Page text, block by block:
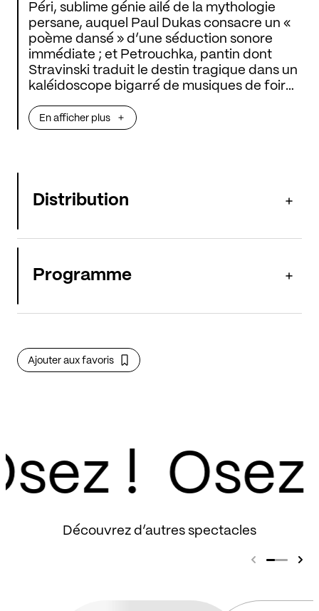
Péri, sublime génie ailé de la mythologie
persane, auquel Paul Dukas consacre un «
poème dansé » d’une séduction sonore
immédiate ; et Petrouchka, pantin dont
Stravinski traduit le destin tragique dans un
kaléidoscope bigarré de musiques de foire
incomparables du pianiste anglais Benjamin
Grosvenor, Ravel ajoute à ce panorama son
En afficher plus
Distribution
Programme
Ajouter aux favoris
!
Découvrez d’autres spectacles